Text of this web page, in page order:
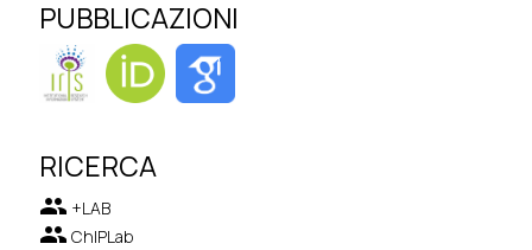
PUBBLICAZIONI
RICERCA
group +LAB
group ChIPLab